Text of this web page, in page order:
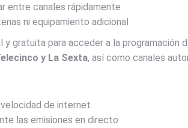
entre canales rápidamente
ni equipamiento adicional
gratuita para acceder a la
y La Sexta, así como canales
de internet
las emisiones en directo